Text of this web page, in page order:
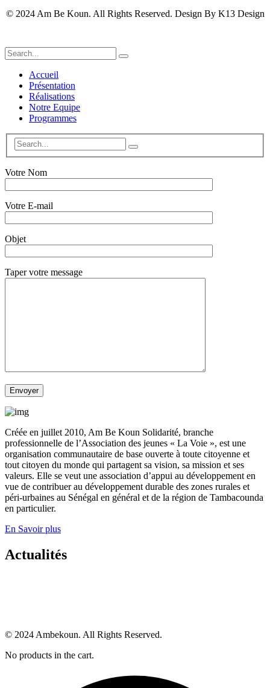
© 2024 Am Be Koun. All Rights Reserved. Design By K13 Design
Accueil
Présentation
Réalisations
Notre Equipe
Programmes
Votre Nom
Votre E-mail
Objet
Taper votre message
Créée en juillet 2010, Am Be Koun Solidarité, branche
professionnelle de l’Association des jeunes « La Voie », est une
organisation communautaire de base ouverte à toute citoyenne et
tout citoyen du monde qui partagent sa vision, sa mission et ses
valeurs. Elle se veut une association d’appui au développement en
vue de contribuer au développement durable des zones rurales et
péri-urbaines au Sénégal en général et de la région de Tambacounda
en particulier.
En Savoir plus
Actualités
© 2024 Ambekoun. All Rights Reserved.
No products in the cart.